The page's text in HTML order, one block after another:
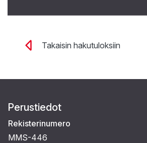
Takaisin hakutuloksiin
Perustiedot
Rekisterinumero
MMS-446